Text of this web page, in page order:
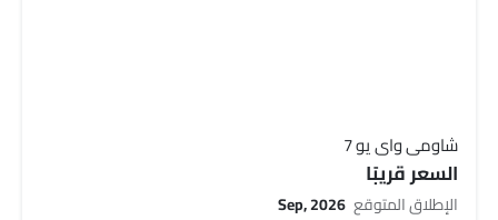
شاومي واي يو 7
السعر قريبًا
الإطلاق المتوقع Sep, 2026